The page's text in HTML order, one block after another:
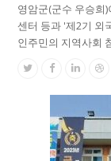
영암군(군수 우승희
센터 등과 '제2기 외
인주민의 지역사회
TwitterFacebook